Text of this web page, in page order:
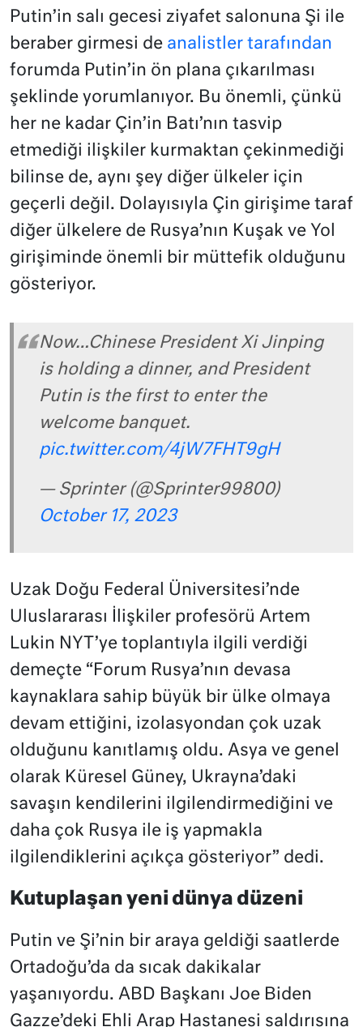
Putin’in salı gecesi ziyafet salonuna Şi ile
beraber girmesi de analistler tarafından
forumda Putin’in ön plana çıkarılması
şeklinde yorumlanıyor. Bu önemli, çünkü
her ne kadar Çin’in Batı’nın tasvip
etmediği ilişkiler kurmaktan çekinmediği
bilinse de, aynı şey diğer ülkeler için
geçerli değil. Dolayısıyla Çin girişime taraf
diğer ülkelere de Rusya’nın Kuşak ve Yol
girişiminde önemli bir müttefik olduğunu
gösteriyor.
Now…Chinese President Xi Jinping
is holding a dinner, and President
Putin is the first to enter the
welcome banquet.
pic.twitter.com/4jW7FHT9gH
— Sprinter (@Sprinter99800)
October 17, 2023
Uzak Doğu Federal Üniversitesi’nde
Uluslararası İlişkiler profesörü Artem
Lukin NYT’ye toplantıyla ilgili verdiği
demeçte “Forum Rusya’nın devasa
kaynaklara sahip büyük bir ülke olmaya
devam ettiğini, izolasyondan çok uzak
olduğunu kanıtlamış oldu. Asya ve genel
olarak Küresel Güney, Ukrayna’daki
savaşın kendilerini ilgilendirmediğini ve
daha çok Rusya ile iş yapmakla
ilgilendiklerini açıkça gösteriyor” dedi.
Kutuplaşan yeni dünya düzeni
Putin ve Şi’nin bir araya geldiği saatlerde
Ortadoğu’da da sıcak dakikalar
yaşanıyordu. ABD Başkanı Joe Biden
Gazze’deki Ehli Arap Hastanesi saldırısına